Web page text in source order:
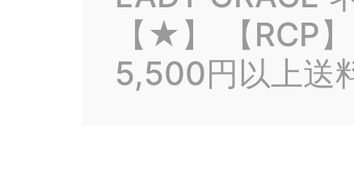
【★】 【RCP
5,500円以上送